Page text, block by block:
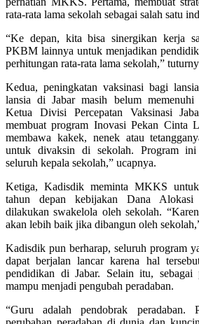
rata-rata lama sekolah sebagai salah satu
“Ke depan, kita bisa sinergikan kerja
PKBM lainnya untuk menjadikan
perhitungan rata-rata lama sekolah,”
Kedua, peningkatan vaksinasi bagi
lansia di Jabar masih belum
Ketua Divisi Percepatan Vaksinasi
membuat program Inovasi Pekan Cinta
membawa kakek, nenek atau
untuk divaksin di sekolah. Program
seluruh kepala sekolah,” ucapnya.
Ketiga, Kadisdik meminta MKKS untuk
tahun depan kebijakan Dana
dilakukan swakelola oleh sekolah.
akan lebih baik jika dibangun oleh
Kadisdik pun berharap, seluruh program
dapat berjalan lancar karena hal
pendidikan di Jabar. Selain itu,
mampu menjadi pengubah peradaban.
“Guru adalah pendobrak peradaban.